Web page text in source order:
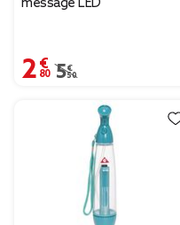
message LED
2,80 €
Prix remisé de
5,50 €